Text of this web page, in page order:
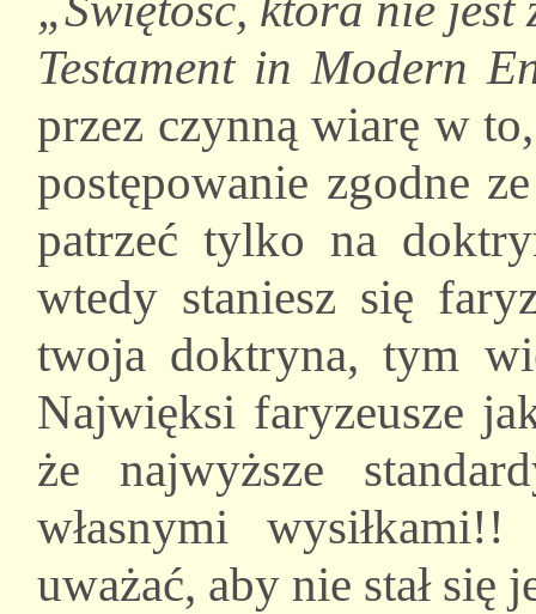
Testament in Modern
przez czynną wiarę w
postępowanie zgodne
patrzeć tylko na
wtedy staniesz się
twoja doktryna, tym
Najwięksi faryzeusze
że najwyższe
własnymi
uważać, aby nie stał się